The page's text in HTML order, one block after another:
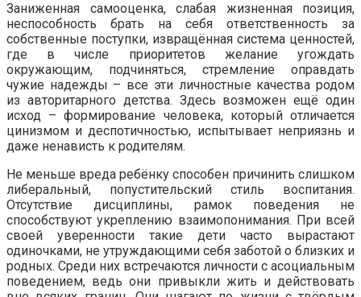
Заниженная самооценка, слабая жизненная позиция,
неспособность брать на себя ответственность за
собственные поступки, извращённая система ценностей,
где в числе приоритетов желание угождать
окружающим, подчиняться, стремление оправдать
чужие надежды – все эти личностные качества родом
из авторитарного детства. Здесь возможен ещё один
исход – формирование человека, который отличается
цинизмом и деспотичностью, испытывает неприязнь и
даже ненависть к родителям.
Не меньше вреда ребёнку способен причинить слишком
либеральный, попустительский стиль воспитания.
Отсутствие дисциплины, рамок поведения не
способствуют укреплению взаимопонимания. При всей
своей уверенности такие дети часто вырастают
одиночками, не утруждающими себя заботой о близких и
родных. Среди них встречаются личности с асоциальным
поведением, ведь они привыкли жить и действовать